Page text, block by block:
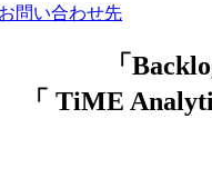
問い合わせ先
「
「 TiME